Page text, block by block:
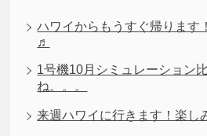
ハワイからもうすぐ帰ります
♬
1号機10月シミュレーション
ね。。。
来週ハワイに行きます！楽し